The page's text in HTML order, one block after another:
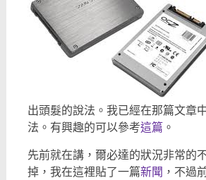
出頭髮的說法。我已經在那篇文章
法。有興趣的可以參考這篇。
先前就在講，爾必達的狀況非常的
掉，我在這裡貼了一篇新聞 ，不過